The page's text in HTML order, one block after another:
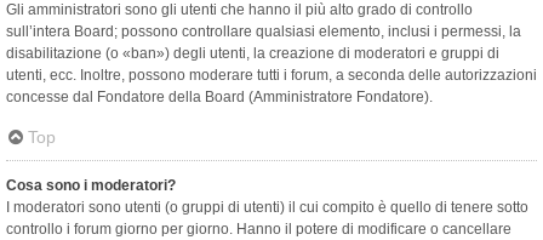
Gli amministratori sono gli utenti che hanno il più alto grado di controllo
sull’intera Board; possono controllare qualsiasi elemento, inclusi i permessi, la
disabilitazione (o «ban») degli utenti, la creazione di moderatori e gruppi di
utenti, ecc. Inoltre, possono moderare tutti i forum, a seconda delle autorizzazioni
concesse dal Fondatore della Board (Amministratore Fondatore).
Top
Cosa sono i moderatori?
I moderatori sono utenti (o gruppi di utenti) il cui compito è quello di tenere sotto
controllo i forum giorno per giorno. Hanno il potere di modificare o cancellare